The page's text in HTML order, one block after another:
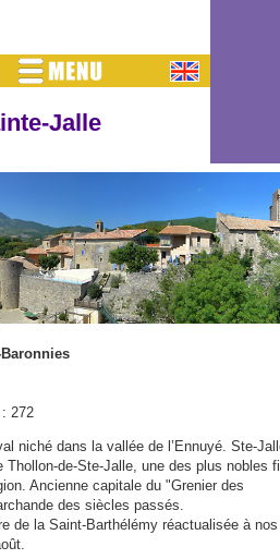
Jalle
272
niché dans la vallée de l’Ennuyé. Ste-
Thollon-de-Ste-Jalle, une des plus nobles
Ancienne capitale du "Grenier des
des siècles passés.
de la Saint-Barthélémy réactualisée à